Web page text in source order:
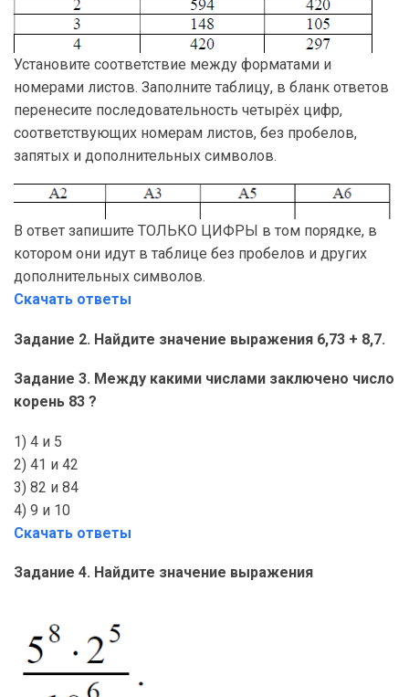
Установите соответствие между форматами и
номерами листов. Заполните таблицу, в бланк ответов
перенесите последовательность четырёх цифр,
соответствующих номерам листов, без пробелов,
запятых и дополнительных символов.
В ответ запишите ТОЛЬКО ЦИФРЫ в том порядке, в
котором они идут в таблице без пробелов и других
дополнительных символов.
Скачать ответы
Задание 2. Найдите значение выражения 6,73 + 8,7.
Задание 3. Между какими числами заключено число
корень 83 ?
1) 4 и 5
2) 41 и 42
3) 82 и 84
4) 9 и 10
Скачать ответы
Задание 4. Найдите значение выражения